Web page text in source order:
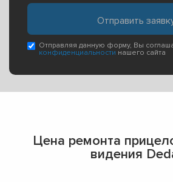
Отправляя данную форму, Вы
конфиденциальности нашего сайта
Цена ремонта
видения